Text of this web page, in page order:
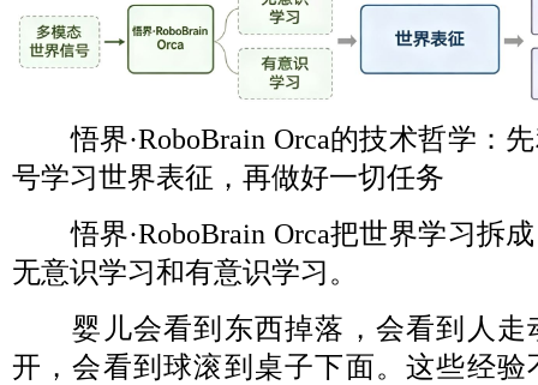
悟界·RoboBrain Orca的技术哲学：
号学习世界表征，再做好一切任务
悟界·RoboBrain Orca把世界学习拆
无意识学习和有意识学习。
婴儿会看到东西掉落，会看到人走
开，会看到球滚到桌子下面。这些经验